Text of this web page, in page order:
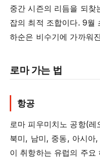
중간 시즌의 리듬을 되찾
잡의 최적 조합이다. 9월
하순은 비수기에 가까워
로마 가는 법
항공
로마 피우미치노 공항(
북미, 남미, 중동, 아시아
이 취항하는 유럽의 주